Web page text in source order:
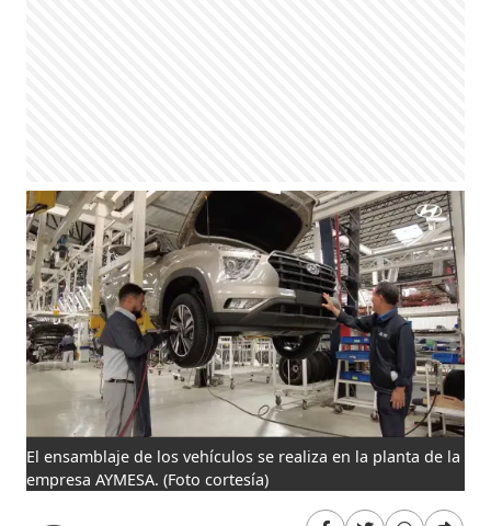
El ensamblaje de los vehículos se realiza en la planta de la
empresa AYMESA. (Foto cortesía)